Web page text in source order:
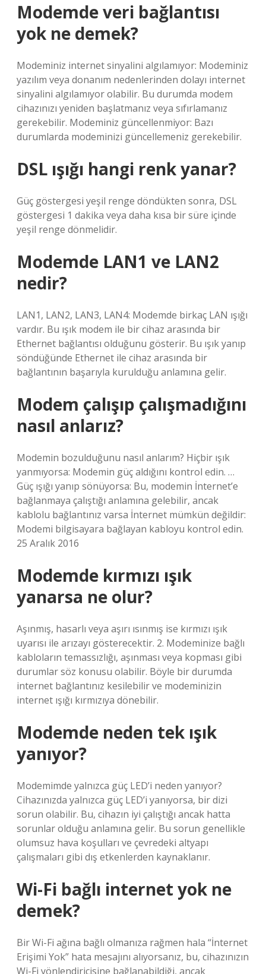
Modemde veri bağlantısı
yok ne demek?
Modeminiz internet sinyalini algılamıyor: Modeminiz
yazılım veya donanım nedenlerinden dolayı internet
sinyalini algılamıyor olabilir. Bu durumda modem
cihazınızı yeniden başlatmanız veya sıfırlamanız
gerekebilir. Modeminiz güncellenmiyor: Bazı
durumlarda modeminizi güncellemeniz gerekebilir.
DSL ışığı hangi renk yanar?
Güç göstergesi yeşil renge döndükten sonra, DSL
göstergesi 1 dakika veya daha kısa bir süre içinde
yeşil renge dönmelidir.
Modemde LAN1 ve LAN2
nedir?
LAN1, LAN2, LAN3, LAN4: Modemde birkaç LAN ışığı
vardır. Bu ışık modem ile bir cihaz arasında bir
Ethernet bağlantısı olduğunu gösterir. Bu ışık yanıp
söndüğünde Ethernet ile cihaz arasında bir
bağlantının başarıyla kurulduğu anlamına gelir.
Modem çalışıp çalışmadığını
nasıl anlarız?
Modemin bozulduğunu nasıl anlarım? Hiçbir ışık
yanmıyorsa: Modemin güç aldığını kontrol edin. …
Güç ışığı yanıp sönüyorsa: Bu, modemin İnternet’e
bağlanmaya çalıştığı anlamına gelebilir, ancak
kablolu bağlantınız varsa İnternet mümkün değildir:
Modemi bilgisayara bağlayan kabloyu kontrol edin.
25 Aralık 2016
Modemde kırmızı ışık
yanarsa ne olur?
Aşınmış, hasarlı veya aşırı ısınmış ise kırmızı ışık
uyarısı ile arızayı gösterecektir. 2. Modeminize bağlı
kabloların temassızlığı, aşınması veya kopması gibi
durumlar söz konusu olabilir. Böyle bir durumda
internet bağlantınız kesilebilir ve modeminizin
internet ışığı kırmızıya dönebilir.
Modemde neden tek ışık
yanıyor?
Modemimde yalnızca güç LED’i neden yanıyor?
Cihazınızda yalnızca güç LED’i yanıyorsa, bir dizi
sorun olabilir. Bu, cihazın iyi çalıştığı ancak hatta
sorunlar olduğu anlamına gelir. Bu sorun genellikle
olumsuz hava koşulları ve çevredeki altyapı
çalışmaları gibi dış etkenlerden kaynaklanır.
Wi-Fi bağlı internet yok ne
demek?
Bir Wi-Fi ağına bağlı olmanıza rağmen hala “İnternet
Erişimi Yok” hata mesajını alıyorsanız, bu, cihazınızın
Wi-Fi yönlendiricisine bağlanabildiği, ancak